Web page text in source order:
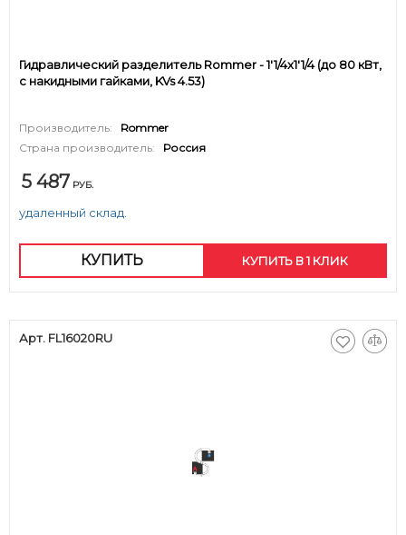
Гидравлический разделитель Rommer - 1'1/4x1'1/4 (до 80 кВт,
с накидными гайками, KVs 4.53)
Производитель:
Rommer
Страна производитель:
Россия
5 487 РУБ.
удаленный склад.
КУПИТЬ КУПИТЬ В 1 КЛИК
Арт. FL16020RU